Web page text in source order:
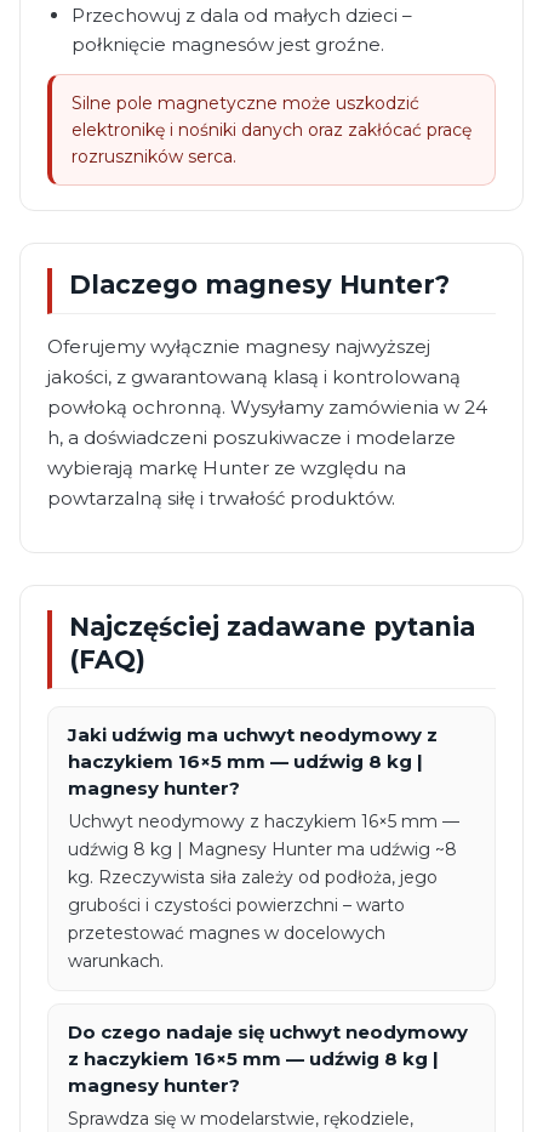
Przechowuj z dala od małych dzieci –
połknięcie magnesów jest groźne.
Silne pole magnetyczne może uszkodzić
elektronikę i nośniki danych oraz zakłócać pracę
rozruszników serca.
Dlaczego magnesy Hunter?
Oferujemy wyłącznie magnesy najwyższej
jakości, z gwarantowaną klasą i kontrolowaną
powłoką ochronną. Wysyłamy zamówienia w 24
h, a doświadczeni poszukiwacze i modelarze
wybierają markę Hunter ze względu na
powtarzalną siłę i trwałość produktów.
Najczęściej zadawane pytania
(FAQ)
Jaki udźwig ma uchwyt neodymowy z
haczykiem 16×5 mm — udźwig 8 kg |
magnesy hunter?
Uchwyt neodymowy z haczykiem 16×5 mm —
udźwig 8 kg | Magnesy Hunter ma udźwig ~8
kg. Rzeczywista siła zależy od podłoża, jego
grubości i czystości powierzchni – warto
przetestować magnes w docelowych
warunkach.
Do czego nadaje się uchwyt neodymowy
z haczykiem 16×5 mm — udźwig 8 kg |
magnesy hunter?
Sprawdza się w modelarstwie, rękodziele,